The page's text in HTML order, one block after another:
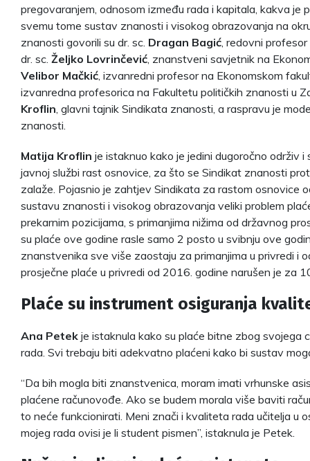
pregovaranjem, odnosom između rada i kapitala, kakva je
svemu tome sustav znanosti i visokog obrazovanja na
znanosti govorili su dr. sc. Dragan Bagić , redovni
dr. sc. Željko Lovrinčević , znanstveni savjetnik na
Velibor Mačkić , izvanredni profesor na Ekonomskom
izvanredna profesorica na Fakultetu političkih znanosti u
Kroflin , glavni tajnik Sindikata znanosti, a raspravu je
znanosti.
Matija Kroflin je istaknuo kako je jedini dugoročno održiv
javnoj službi rast osnovice, za što se Sindikat znanosti
zalaže. Pojasnio je zahtjev Sindikata za rastom osnovice
sustavu znanosti i visokog obrazovanja veliki problem
prekarnim pozicijama, s primanjima nižima od državnog
su plaće ove godine rasle samo 2 posto u svibnju ove
znanstvenika sve više zaostaju za primanjima u privredi i
prosječne plaće u privredi od 2016. godine narušen je za
Plaće su instrument osiguranja
Ana Petek je istaknula kako su plaće bitne zbog svojega
rada. Svi trebaju biti adekvatno plaćeni kako bi sustav
“Da bih mogla biti znanstvenica, moram imati vrhunske
plaćene računovođe. Ako se budem morala više baviti
to neće funkcionirati. Meni znači i kvaliteta rada učitelja u
mojeg rada ovisi je li student pismen”, istaknula je Petek.